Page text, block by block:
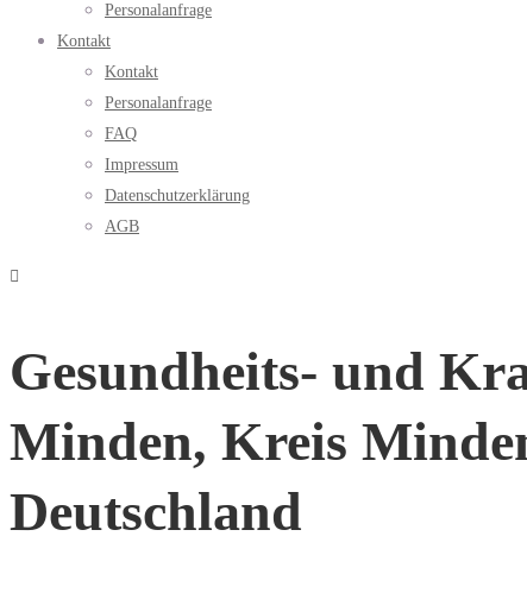
Personalanfrage
Kontakt
Kontakt
Personalanfrage
FAQ
Impressum
Datenschutzerklärung
AGB
Gesundheits- und
Minden, Kreis
Deutschland